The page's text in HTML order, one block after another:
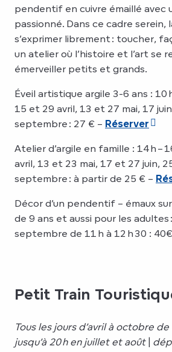
pendentif en cuivre émaillé avec
passionné. Dans ce cadre
s’exprimer librement : toucher,
un atelier où l’histoire et l’art se
émerveiller petits et grands.
Éveil artistique argile 3-6 ans : 10
15 et 29 avril, 13 et 27 mai, 17
septembre : 27 € – Réserver
Atelier d’argile en famille : 14 h –
avril, 13 et 23 mai, 17 et 27 juin,
septembre : à partir de 25 € –
Décor d’un pendentif – émaux
de 9 ans et aussi pour les adultes
septembre de 11 h à 12 h 30 :
Petit Train
Tous les jours d’avril à octobre de
jusqu’à 20 h en juillet et août|